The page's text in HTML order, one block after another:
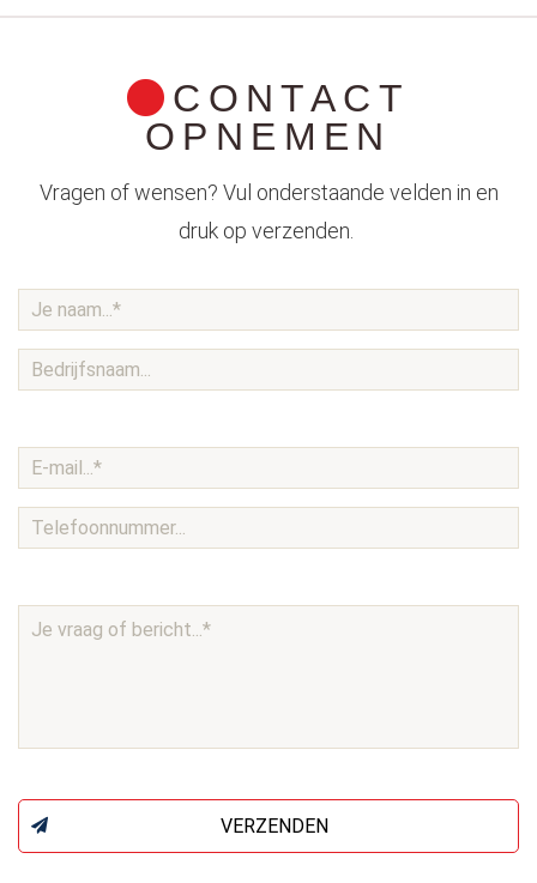
CONTACT
OPNEMEN
Vragen of wensen? Vul onderstaande velden in en
druk op verzenden.
VERZENDEN